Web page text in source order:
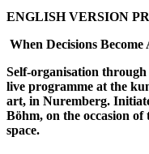
ENGLISH VERSION
When Decisions Become
Self-organisation through
live programme at the
art, in Nuremberg.
Böhm, on the occasion
space.